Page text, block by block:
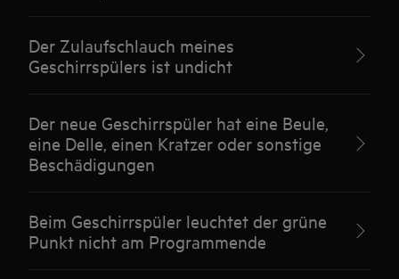
Der Zulaufschlauch meines
Geschirrspülers ist undicht
Der neue Geschirrspüler hat eine Beule,
eine Delle, einen Kratzer oder sonstige
Beschädigungen
Beim Geschirrspüler leuchtet der grüne
Punkt nicht am Programmende